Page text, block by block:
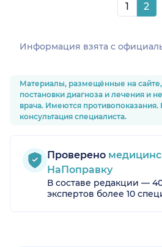
1 2
Информация взята c
Материалы, размещённые на
постановки диагноза и лечения и
врача. Имеются
консультация специалиста.
Проверено
НаПоправку
В составе редакции —
экспертов более 10